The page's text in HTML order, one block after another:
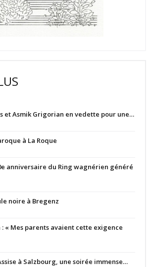
et Asmik Grigorian en vedette pour une…
à La Roque
anniversaire du Ring wagnérien généré
noire à Bregenz
« Mes parents avaient cette exigence
à Salzbourg, une soirée immense…